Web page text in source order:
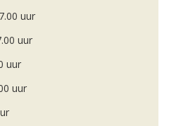
uur
uur
uur
uur